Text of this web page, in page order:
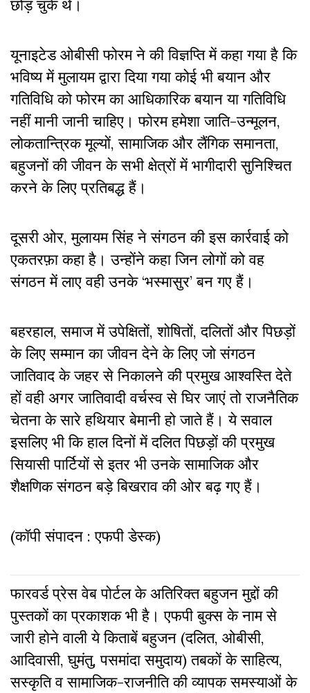
छोड़ चुके थे।
यूनाइटेड ओबीसी फोरम ने की विज्ञप्ति में कहा गया है कि
भविष्य में मुलायम द्वारा दिया गया कोई भी बयान और
गतिविधि को फोरम का आधिकारिक बयान या गतिविधि
नहीं मानी जानी चाहिए। फोरम हमेशा जाति-उन्मूलन,
लोकतान्त्रिक मूल्यों,सामाजिक और लैंगिक समानता,
बहुजनों की जीवन के सभी क्षेत्रों में भागीदारी सुनिश्चित
करने के लिए प्रतिबद्ध हैं।
दूसरी ओर, मुलायम सिंह ने संगठन की इस कार्रवाई को
एकतरफ़ा कहा है। उन्होंने कहा जिन लोगों को वह
संगठन में लाए वही उनके ‘भस्मासुर’ बन गए हैं।
बहरहाल, समाज में उपेक्षितों,शोषितों,दलितों और पिछड़ों
के लिए सम्मान का जीवन देने के लिए जो संगठन
जातिवाद के जहर से निकालने की प्रमुख आश्वस्ति देते
हों वही अगर जातिवादी वर्चस्व से घिर जाएं तो राजनैतिक
चेतना के सारे हथियार बेमानी हो जाते हैं। ये सवाल
इसलिए भी कि हाल दिनों में दलित पिछड़ों की प्रमुख
सियासी पार्टियों से इतर भी उनके सामाजिक और
शैक्षणिक संगठन बड़े बिखराव की ओर बढ़ गए हैं।
(कॉपी संपादन : एफपी डेस्क)
फारवर्ड प्रेस वेब पोर्टल के अतिरिक्‍त बहुजन मुद्दों की
पुस्‍तकों का प्रकाशक भी है। एफपी बुक्‍स के नाम से
जारी होने वाली ये किताबें बहुजन (दलित, ओबीसी,
आदिवासी, घुमंतु, पसमांदा समुदाय) तबकों के साहित्‍य,
सस्‍क‍ृति व सामाजिक-राजनीति की व्‍यापक समस्‍याओं के